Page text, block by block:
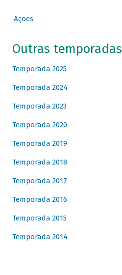
Ações
Outras temporadas
Temporada 2025
Temporada 2024
Temporada 2023
Temporada 2020
Temporada 2019
Temporada 2018
Temporada 2017
Temporada 2016
Temporada 2015
Temporada 2014